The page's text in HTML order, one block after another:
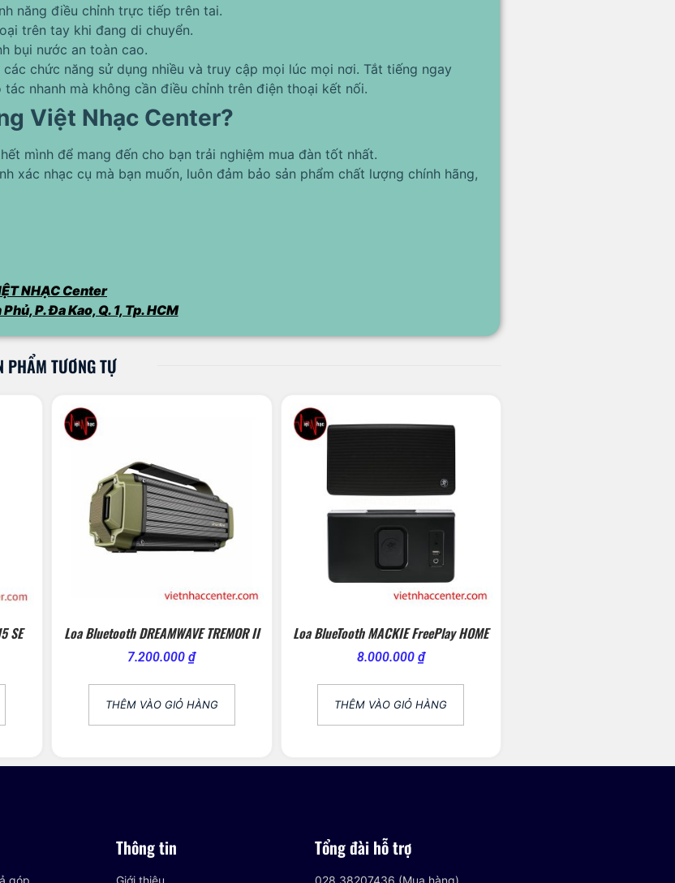
năng điều chỉnh trực tiếp trên tai.
trên tay khi đang di chuyển.
bụi nước an toàn cao.
chức năng sử dụng nhiều và truy cập mọi lúc mọi nơi. Tắt tiếng ngay
nhanh mà không cần điều chỉnh trên điện thoại kết nối.
Việt Nhạc Center?
mình để mang đến cho bạn trải nghiệm mua đàn tốt nhất.
xác nhạc cụ mà bạn muốn, luôn đảm bảo sản phẩm chất lượng chính hãng,
NHẠC Center
P. Đa Kao, Q. 1, Tp. HCM
PHẨM TƯƠNG TỰ
SE Loa Bluetooth DREAMWAVE TREMOR II
7.200.000₫
THÊM VÀO GIỎ HÀNG
Loa BlueTooth MACKIE FreePlay HOME
8.000.000 ₫
THÊM VÀO GIỎ HÀNG
Thông tin Tổng đài hỗ trợ